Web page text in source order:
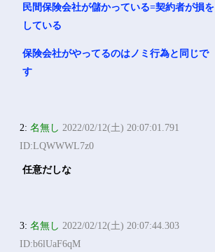
民間保険会社が儲かっている=契約者が損を
している
保険会社がやってるのはノミ行為と同じで
す
2:名無し 2022/02/12(土) 20:07:01.791
ID:LQWWWL7z0
任意だしな
3:名無し 2022/02/12(土) 20:07:44.303
ID:b6lUaF6qM